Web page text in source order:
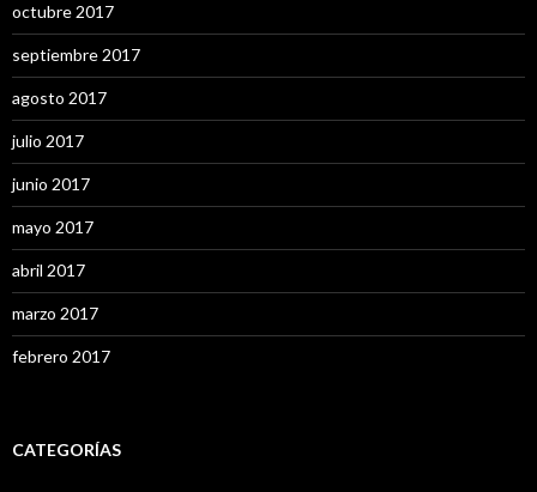
octubre 2017
septiembre 2017
agosto 2017
julio 2017
junio 2017
mayo 2017
abril 2017
marzo 2017
febrero 2017
CATEGORÍAS